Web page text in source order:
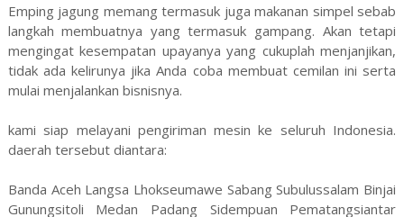
Emping jagung memang termasuk juga makanan simpel sebab
langkah membuatnya yang termasuk gampang. Akan tetapi
mengingat kesempatan upayanya yang cukuplah menjanjikan,
tidak ada kelirunya jika Anda coba membuat cemilan ini serta
mulai menjalankan bisnisnya.
kami siap melayani pengiriman mesin ke seluruh Indonesia.
daerah tersebut diantara:
Banda Aceh Langsa Lhokseumawe Sabang Subulussalam Binjai
Gunungsitoli Medan Padang Sidempuan Pematangsiantar